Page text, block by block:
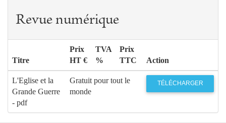
Revue numérique
Titre
Prix
HT €
TVA
%
Prix
TTC
Action
L'Eglise et la
Grande Guerre
- pdf
Gratuit pour tout le
monde
TÉLÉCHARGER